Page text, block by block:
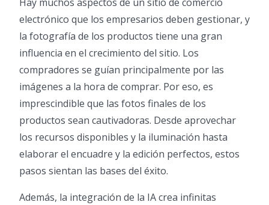
electrónico que los empresarios deben gestionar, y
la fotografía de los productos tiene una gran
influencia en el crecimiento del sitio. Los
compradores se guían principalmente por las
imágenes a la hora de comprar. Por eso, es
imprescindible que las fotos finales de los
productos sean cautivadoras. Desde aprovechar
los recursos disponibles y la iluminación hasta
elaborar el encuadre y la edición perfectos, estos
pasos sientan las bases del éxito.
Además, la integración de la IA crea infinitas